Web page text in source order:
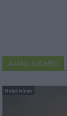
AJÁNLJUK MÉG
Helyi hírek